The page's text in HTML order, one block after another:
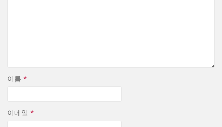
이름 *
이메일 *